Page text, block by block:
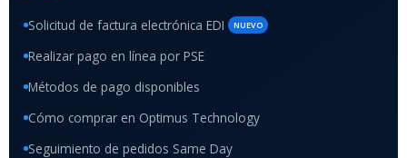
Solicitud de factura electrónica EDI NUEVO
Realizar pago en línea por PSE
Métodos de pago disponibles
Cómo comprar en Optimus Technology
Seguimiento de pedidos Same Day